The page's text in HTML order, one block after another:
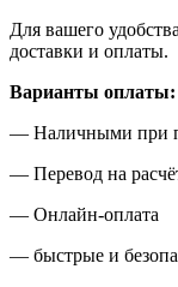
Для вашего
доставки и оплаты.
Варианты оплаты:
— Наличными при
— Перевод на
— Онлайн-оплата
— быстрые и